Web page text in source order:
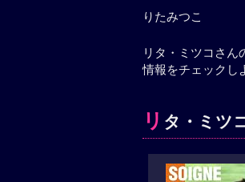
りたみつこ
リタ・ミツコさん
情報をチェックし
リ タ・ミツ